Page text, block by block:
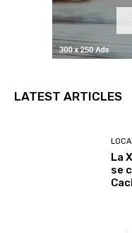
LATEST ARTICLES
La
se